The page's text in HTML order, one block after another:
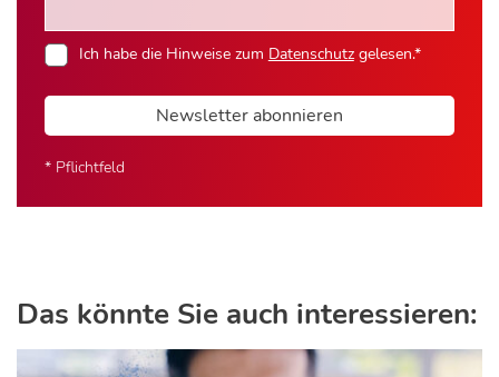
Ich habe die Hinweise zum Datenschutzgelesen.*
Newsletter abonnieren
* Pflichtfeld
Das könnte Sie auch interessieren: